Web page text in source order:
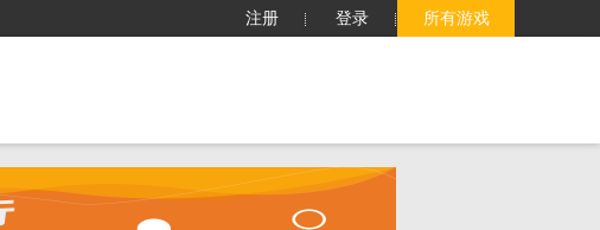
所有游戏
登录
注册